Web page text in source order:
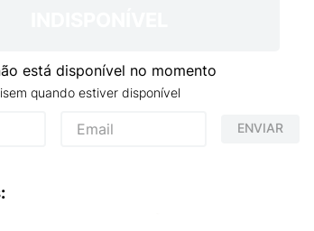
está disponível no momento
quando estiver disponível
ENVIAR